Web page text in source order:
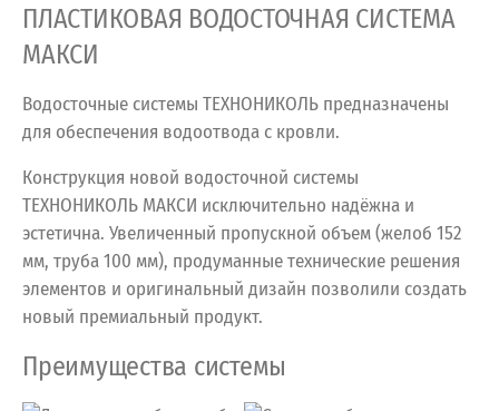
ПЛАСТИКОВАЯ ВОДОСТОЧНАЯ СИСТЕМА
МАКСИ
Водосточные системы ТЕХНОНИКОЛЬ предназначены
для обеспечения водоотвода с кровли.
Конструкция новой водосточной системы
ТЕХНОНИКОЛЬ МАКСИ исключительно надёжна и
эстетична. Увеличенный пропускной объем (желоб 152
мм, труба 100 мм), продуманные технические решения
элементов и оригинальный дизайн позволили создать
новый премиальный продукт.
Преимущества системы